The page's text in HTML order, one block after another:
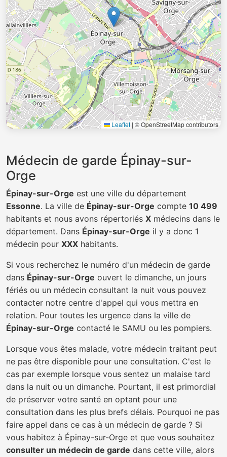
Leaflet | © OpenStreetMap contributors
Médecin de garde Épinay-sur-
Orge
Épinay-sur-Orge est une ville du département
Essonne. La ville de Épinay-sur-Orge compte 10 499
habitants et nous avons répertoriés X médecins dans le
département. Dans Épinay-sur-Orge il y a donc 1
médecin pour XXX habitants.
Si vous recherchez le numéro d'un médecin de garde
dans Épinay-sur-Orge ouvert le dimanche, un jours
fériés ou un médecin consultant la nuit vous pouvez
contacter notre centre d'appel qui vous mettra en
relation. Pour toutes les urgence dans la ville de
Épinay-sur-Orge contacté le SAMU ou les pompiers.
Lorsque vous êtes malade, votre médecin traitant peut
ne pas être disponible pour une consultation. C'est le
cas par exemple lorsque vous sentez un malaise tard
dans la nuit ou un dimanche. Pourtant, il est primordial
de préserver votre santé en optant pour une
consultation dans les plus brefs délais. Pourquoi ne pas
faire appel dans ce cas à un médecin de garde ? Si
vous habitez à Épinay-sur-Orge et que vous souhaitez
consulter un médecin de garde dans cette ville, alors